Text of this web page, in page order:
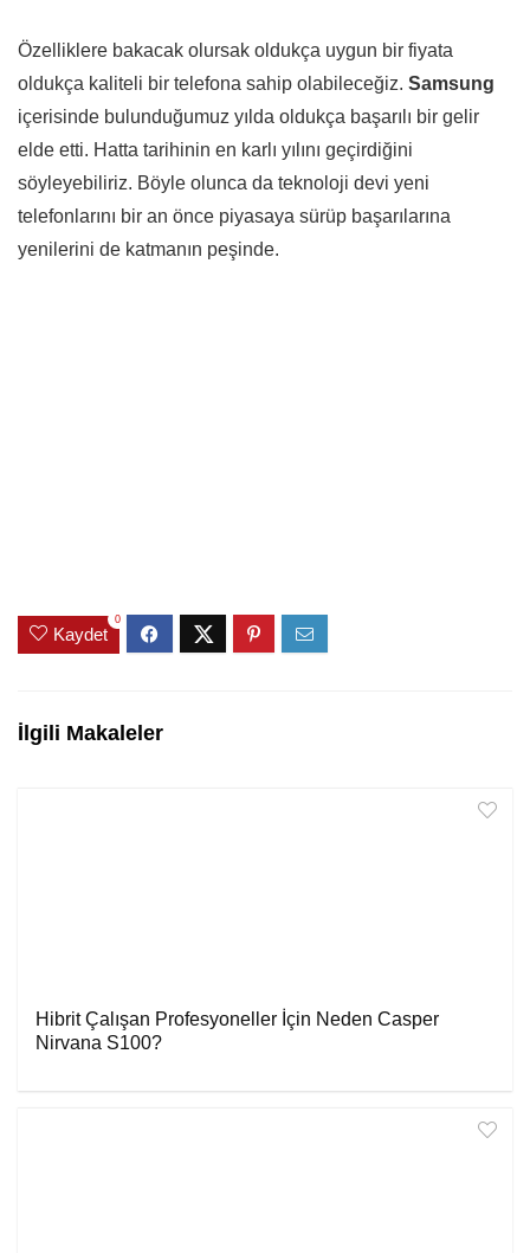
Özelliklere bakacak olursak oldukça uygun bir fiyata
oldukça kaliteli bir telefona sahip olabileceğiz. Samsung
içerisinde bulunduğumuz yılda oldukça başarılı bir gelir
elde etti. Hatta tarihinin en karlı yılını geçirdiğini
söyleyebiliriz. Böyle olunca da teknoloji devi yeni
telefonlarını bir an önce piyasaya sürüp başarılarına
yenilerini de katmanın peşinde.
Kaydet
0
İlgili Makaleler
Hibrit Çalışan Profesyoneller İçin Neden Casper
Nirvana S100?